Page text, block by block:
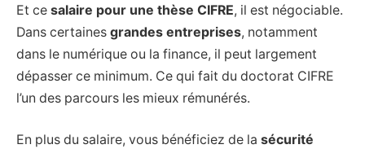
Et ce salaire pour une thèse CIFRE, il est négociable.
Dans certaines grandes entreprises, notamment
dans le numérique ou la finance, il peut largement
dépasser ce minimum. Ce qui fait du doctorat CIFRE
l’un des parcours les mieux rémunérés.
En plus du salaire, vous bénéficiez de la sécurité